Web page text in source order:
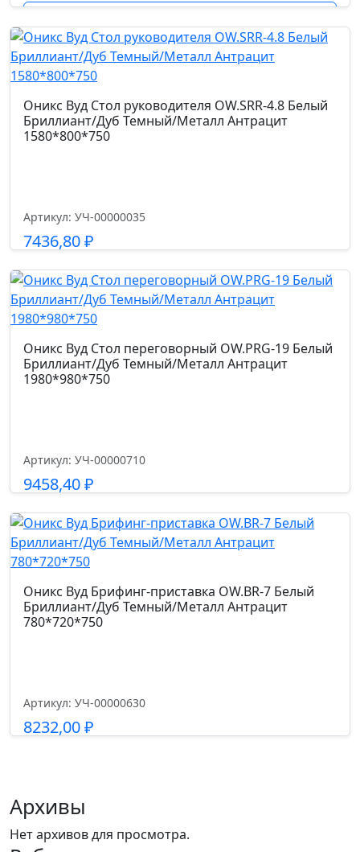
Допустимая нагрузка кг.
120.0
Код цвета
сетка (HY-5806B)/ткань (HY-5806)
Размер габариты, см.
Ширина сиденья см.
Глубина сиденья см.
73
Высота от пола до сиденья см.
38-48
Высота подлокотников от пола см.
57-65-75
Оникс Вуд Стол руководителя OW.SRR-4.8 Белый
Бриллиант/Дуб Темный/Металл Антрацит
1580*800*750
Артикул: УЧ-00000035
7436,80₽
Подробнее
Оникс Вуд Стол переговорный OW.PRG-19 Белый
Бриллиант/Дуб Темный/Металл Антрацит
1980*980*750
Артикул: УЧ-00000710
9458,40₽
Подробнее
Оникс Вуд Брифинг-приставка OW.BR-7 Белый
Бриллиант/Дуб Темный/Металл Антрацит
780*720*750
Артикул: УЧ-00000630
8232,00₽
Архивы
Нет архивов для просмотра.